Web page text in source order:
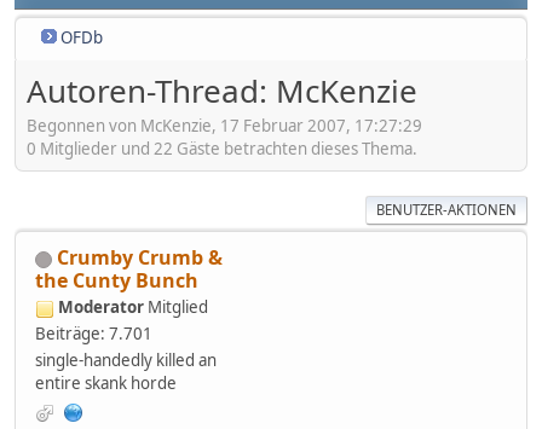
OFDb
Autoren-Thread: McKenzie
Begonnen von McKenzie, 17 Februar 2007, 17:27:29
0 Mitglieder und 22 Gäste betrachten dieses Thema.
BENUTZER-AKTIONEN
Crumby Crumb &
the Cunty Bunch
Moderator Mitglied
Beiträge: 7.701
single-handedly killed an
entire skank horde